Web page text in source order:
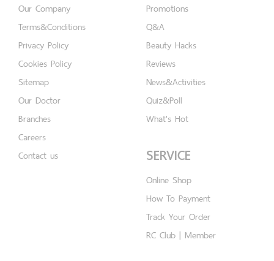
Our Company
Terms&Conditions
Privacy Policy
Cookies Policy
Sitemap
Our Doctor
Branches
Careers
Contact us
Promotions
Q&A
Beauty Hacks
Reviews
News&Activities
Quiz&Poll
What's Hot
SERVICE
Online Shop
How To Payment
Track Your Order
RC Club | Member